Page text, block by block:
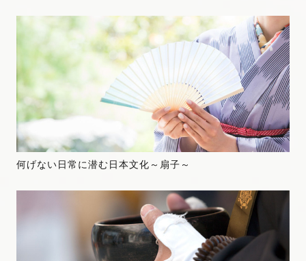
何げない日常に潜む日本文化～扇子～